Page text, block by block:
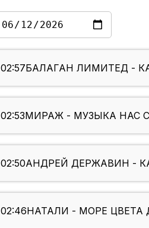
02:57БАЛАГАН ЛИМИТЕД -
02:53МИРАЖ - МУЗЫКА НАС
02:50АНДРЕЙ ДЕРЖАВИН -
02:46НАТАЛИ - МОРЕ ЦВЕТА